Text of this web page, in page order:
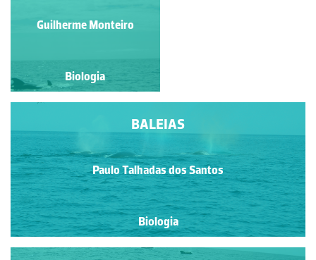
Paulo Talhadas dos Santos
Biologia
BALEIAS
Paulo Talhadas dos Santos
Biologia
Guilherme Monteiro
Biologia